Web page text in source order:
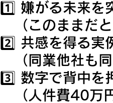
1️⃣ 嫌がる未来を
（このままだと
2️⃣ 共感を得る実
（同業他社も同
3️⃣ 数字で背中を
（人件費40万円